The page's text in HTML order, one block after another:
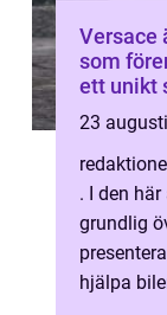
Versace
som
ett unikt
23
. I den
grundlig
hjälpa